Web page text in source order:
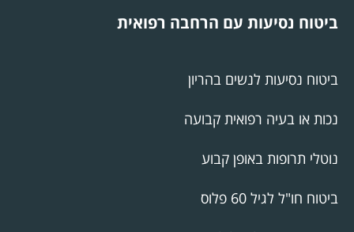
ביטוח נסיעות עם הרחבה רפואית
ביטוח נסיעות לנשים בהריון
נכות או בעיה רפואית קבועה
נוטלי תרופות באופן קבוע
ביטוח חו"ל לגיל 60 פלוס